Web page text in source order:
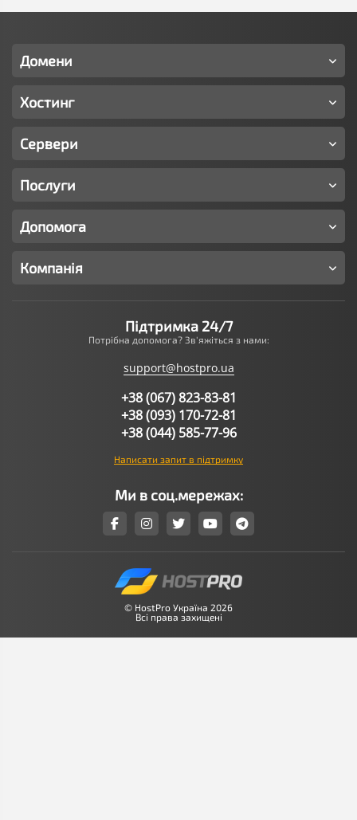
© HostPro Україна 2026
Всі права захищені
Домени
Хостинг
Сервери
Послуги
Допомога
Компанія
Підтримка 24/7
Потрібна допомога? Зв'яжіться з нами:
support@hostpro.ua
+38 (067) 823-83-81
+38 (093) 170-72-81
+38 (044) 585-77-96
Написати запит в підтримку
Ми в соц.мережах: